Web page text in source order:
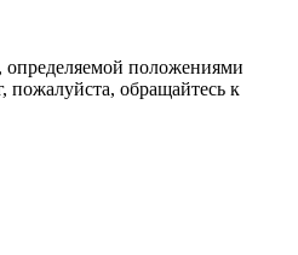
положениями
пожалуйста, обращайтесь к